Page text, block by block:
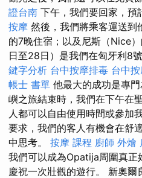
證台南 下午，我們要回家，預
按摩 然後，我們將乘客運送到
的7晚住宿；以及尼斯（Nice
日至28日）是我們在匈牙利8
鍵字分析 台中按摩排毒 台中
帳士 書單 他最大的成功是專
嶼之旅結束時，我們在下午在
人都可以自由使用時間或參加
要求，我們的客人有機會在舒
中思考。 按摩 課程 廚師 外燴
我們可以成為Opatija周圍真正
慶祝一次壯觀的遊行。 新奧爾